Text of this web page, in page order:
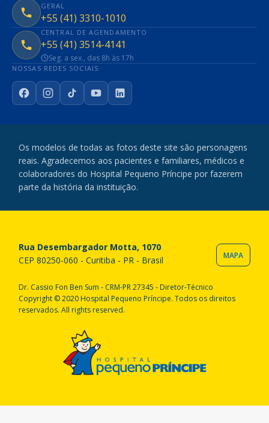
GERAL
+55 (41) 3310-1010
CENTRAL DE AGENDAMENTO
+55 (41) 3514-4141
Seg. a sex., das 8h às 17h
NOSSAS REDES SOCIAIS
FacebookInstagram
TikTokYouTubeLinkedIn
Os modelos de todas as fotos deste site são personagens
reais. Agradecemos aos pacientes e familiares, médicos e
colaboradores do Hospital Pequeno Príncipe por fazerem
parte da história da instituição.
Rua Desembargador Motta, 1070
CEP 80250-060 - Curitiba - PR - Brasil
MAPA
Dr. Cassio Fon Ben Sum - CRM-PR 27345 - Diretor-Técnico
Copyright © 2020 Hospital Pequeno Príncipe. Todos os direitos
reservados. All rights reserved.